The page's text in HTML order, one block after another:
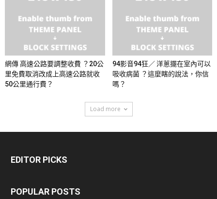
網傳 高速公路要調整收費 ？20公
里免費取消改成上高速公路就收
50公里通行費？
94影音94狂／ 洋蔥擺在室內可以
吸收病菌 ？這麼瞎的說法，你信
嗎？
Load more
EDITOR PICKS
POPULAR POSTS